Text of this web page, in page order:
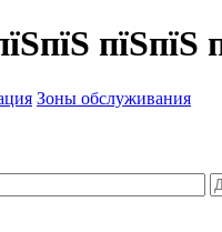
пїЅпїЅ
Зоны обслуживания